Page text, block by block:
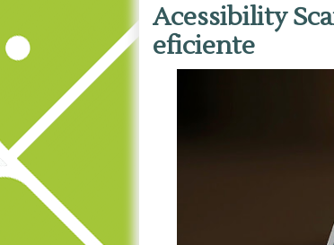
Acessibility
eficiente